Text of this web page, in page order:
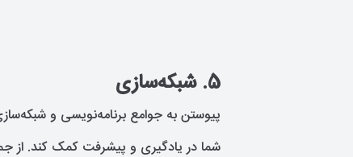
5. شبکه‌سازی
پیوستن به جوامع برنامه‌نویسی و
شما در یادگیری و پیشرفت کمک کند. از